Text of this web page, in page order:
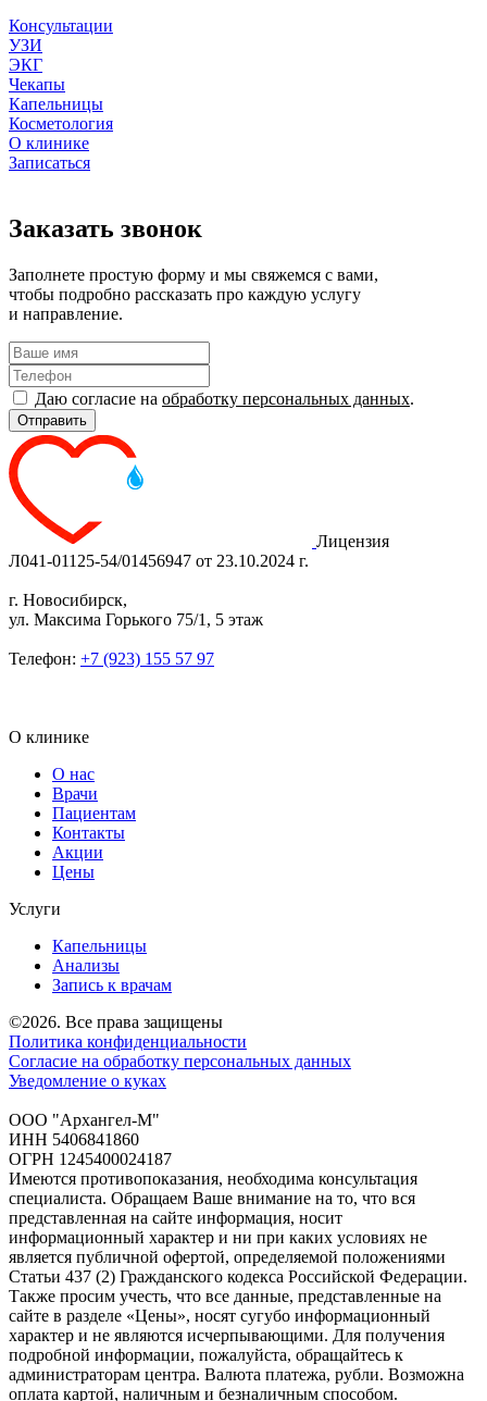
Консультации
УЗИ
ЭКГ
Чекапы
Капельницы
Косметология
О клинике
Записаться
Заказать звонок
Заполнете простую форму и мы свяжемся с вами,
чтобы подробно рассказать про каждую услугу
и направление.
Даю согласие на обработку персональных данных.
Лицензия
Л041-01125-54/01456947 от 23.10.2024 г.
г. Новосибирск,
ул. Максима Горького 75/1, 5 этаж
Телефон: +7 (923) 155 57 97
О клинике
О нас
Врачи
Пациентам
Контакты
Акции
Цены
Услуги
Капельницы
Анализы
Запись к врачам
©2026. Все права защищены
Политика конфиденциальности
Согласие на обработку персональных данных
Уведомление о куках
ООО "Архангел-М"
ИНН 5406841860
ОГРН 1245400024187
Имеются противопоказания, необходима консультация
специалиста. Обращаем Ваше внимание на то, что вся
представленная на сайте информация, носит
информационный характер и ни при каких условиях не
является публичной офертой, определяемой положениями
Статьи 437 (2) Гражданского кодекса Российской Федерации.
Также просим учесть, что все данные, представленные на
сайте в разделе «Цены», носят сугубо информационный
характер и не являются исчерпывающими. Для получения
подробной информации, пожалуйста, обращайтесь к
администраторам центра. Валюта платежа, рубли. Возможна
оплата картой, наличным и безналичным способом.